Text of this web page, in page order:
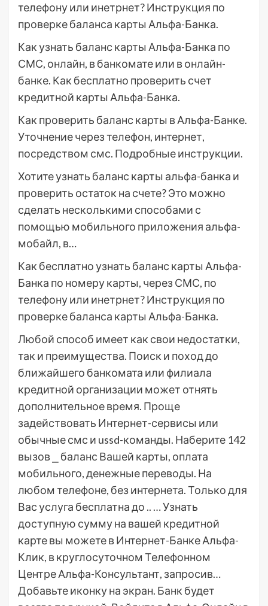
телефону или инетрнет? Инструкция по
проверке баланса карты Альфа-Банка.
Как узнать баланс карты Альфа-Банка по
СМС, онлайн, в банкомате или в онлайн-
банке. Как бесплатно проверить счет
кредитной карты Альфа-Банка.
Как проверить баланс карты в Альфа-Банке.
Уточнение через телефон, интернет,
посредством смс. Подробные инструкции.
Хотите узнать баланс карты альфа-банка и
проверить остаток на счете? Это можно
сделать несколькими способами с
помощью мобильного приложения альфа-
мобайл, в…
Как бесплатно узнать баланс карты Альфа-
Банка по номеру карты, через СМС, по
телефону или инетрнет? Инструкция по
проверке баланса карты Альфа-Банка.
Любой способ имеет как свои недостатки,
так и преимущества. Поиск и поход до
ближайшего банкомата или филиала
кредитной организации может отнять
дополнительное время. Проще
задействовать Интернет-сервисы или
обычные смс и ussd-команды. Наберите 142
вызов ⎯ баланс Вашей карты, оплата
мобильного, денежные переводы. На
любом телефоне, без интернета. Только для
Вас услуга бесплатна до .. … Узнать
доступную сумму на вашей кредитной
карте вы можете в Интернет-Банке Альфа-
Клик, в круглосуточном Телефонном
Центре Альфа-Консультант, запросив…
Добавьте иконку на экран. Банк будет